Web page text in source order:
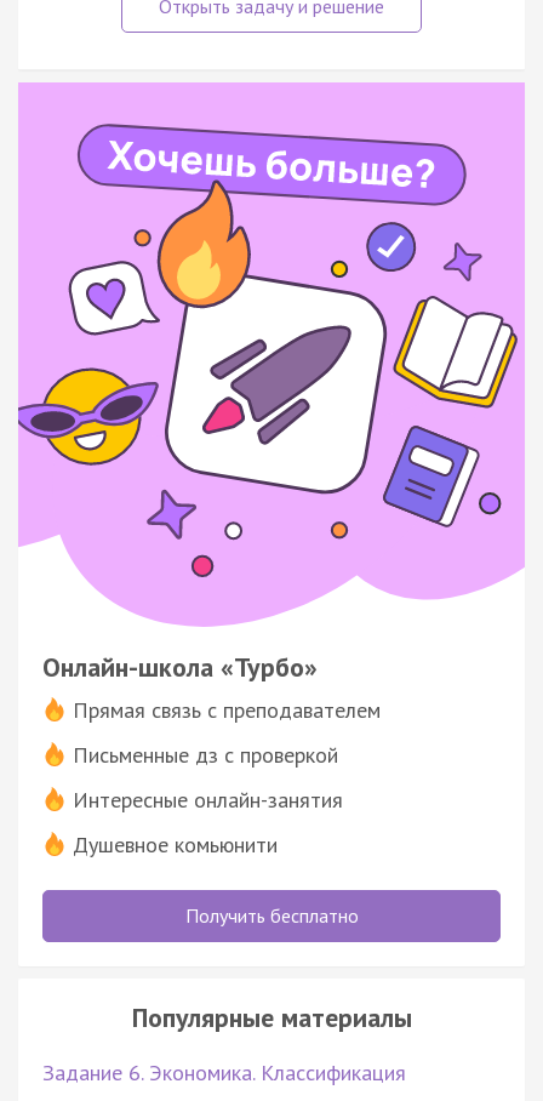
Онлайн-школа «Турбо»
Прямая связь с преподавателем
Письменные дз с проверкой
Интересные онлайн-занятия
Душевное комьюнити
Получить бесплатно
Популярные материалы
Задание 6. Экономика. Классификация